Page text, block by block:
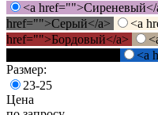
<a href="">Сиреневый</
href="">Серый</a>
<a
href="">Бордовый</a>
<a
Размер:
23-25
Цена